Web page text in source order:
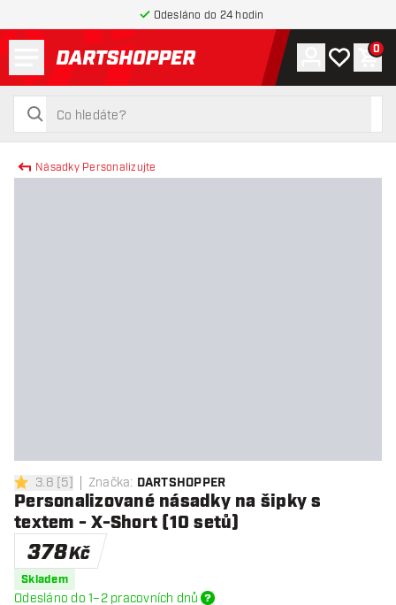
Odesláno do 24 hodin
Zpět na hlavní stránku
hledat
hledat
ÚčetMůj 0
Násadky Personalizujte
3.8 hodnoticí hvězdičky
3.8 [5] Značka: DARTSHOPPER
Personalizované násadky na šipky s
textem - X-Short (10 setů)
378Kč
Skladem
Odesláno do 1–2 pracovních dnů